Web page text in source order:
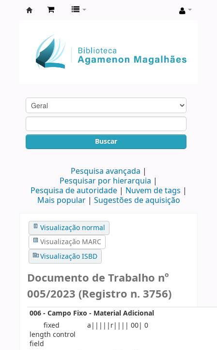
Agamenon
Magalhães
Buscar
Pesquisa avançada
Pesquisar por hierarquia
Pesquisa de autoridade
Nuvem de tags
Mais popular
Sugestões de aquisição
Visualização normal
Visualização MARC
Visualização ISBD
Documento de Trabalho nº
005/2023 (Registro n. 3756)
006 - Campo Fixo - Material Adicional
fixed
length control
field
a|||||r|||| 00| 0